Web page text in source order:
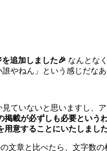
追加しました🎉 なんとな
やねん」という感じだな
ていないと思いますし、
掲載が必ずしも必要という
用意することにいたしまし
文章と比べたら、文字数